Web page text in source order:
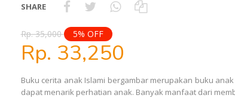
SHARE
Rp. 35,000 5% OFF
Rp. 33,250
Buku cerita anak Islami bergambar merupakan buku
dapat menarik perhatian anak. Banyak manfaat dari